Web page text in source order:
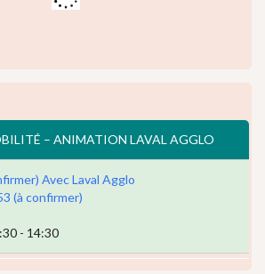
– ANIMATION LAVAL AGGLO
Avec Laval Agglo
(à confirmer)
- 14:30